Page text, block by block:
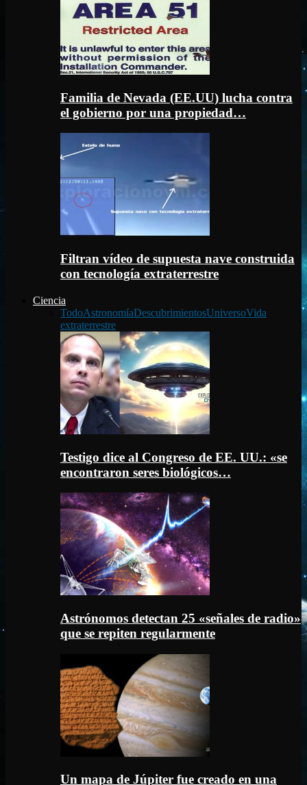
Familia de Nevada (EE.UU) lucha contra
el gobierno por una propiedad…
Filtran vídeo de supuesta nave construida
con tecnología extraterrestre
Ciencia
TodoAstronomíaDescubrimientosUniversoVida
extraterrestre
Testigo dice al Congreso de EE. UU.: «se
encontraron seres biológicos…
Astrónomos detectan 25 «señales de radio»
que se repiten regularmente
Un mapa de Júpiter fue creado en una